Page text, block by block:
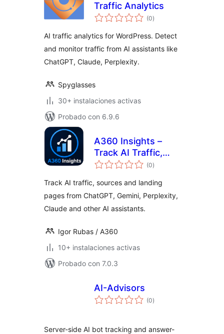
Traffic Analytics
(0total
de
)
AI traffic analytics for WordPress. Detect
and monitor traffic from AI assistants like
ChatGPT, Claude, Perplexity.
Spyglasses
30+ instalaciones activas
Probado con 6.9.6
A360 Insights –
Track AI Traffic,
Sources & Landing
(0total
de
)
Track AI traffic, sources and landing
pages from ChatGPT, Gemini, Perplexity,
Claude and other AI assistants.
Igor Rubas / A360
10+ instalaciones activas
Probado con 7.0.3
AI-Advisors
(0total
de
)
Server-side AI bot tracking and answer-